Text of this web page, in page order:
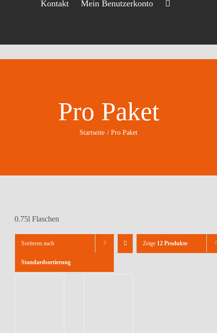
Kontakt Mein Benutzerkonto
Pro Paket
Startseite Pro Paket
0.75l Flaschen
Sortieren nach
Standardsortierung
Zeige 12 Produkte